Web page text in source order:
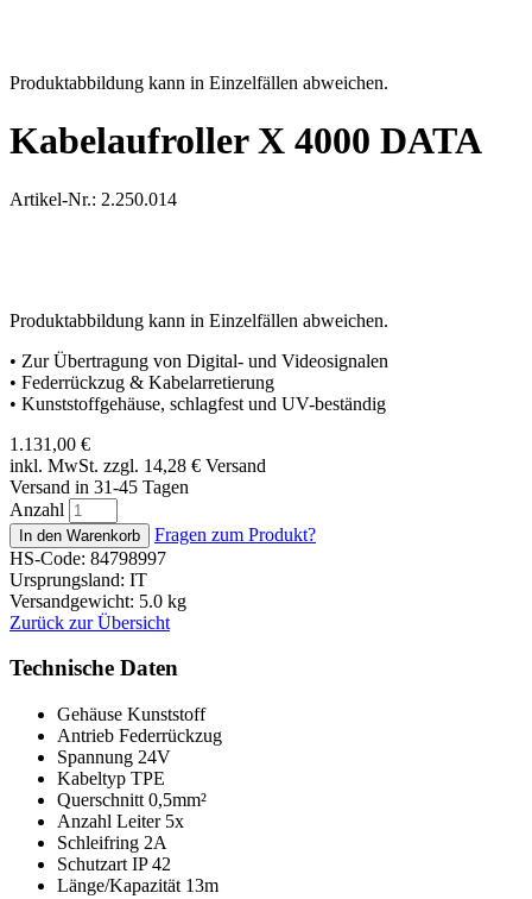
Produktabbildung kann in Einzelfällen abweichen.
Kabelaufroller X 4000 DATA
Artikel-Nr.: 2.250.014
Produktabbildung kann in Einzelfällen abweichen.
• Zur Übertragung von Digital- und Videosignalen
• Federrückzug & Kabelarretierung
• Kunststoffgehäuse, schlagfest und UV-beständig
1.131,00 €
inkl. MwSt. zzgl. 14,28 € Versand
Versand in 31-45 Tagen
Anzahl
Fragen zum Produkt?
HS-Code: 84798997
Ursprungsland: IT
Versandgewicht: 5.0 kg
Zurück zur Übersicht
Technische Daten
Gehäuse Kunststoff
Antrieb Federrückzug
Spannung 24V
Kabeltyp TPE
Querschnitt 0,5mm²
Anzahl Leiter 5x
Schleifring 2A
Schutzart IP 42
Länge/Kapazität 13m